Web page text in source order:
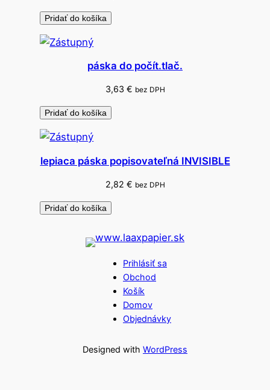
.
Pridať do košíka
páska do počít.tlač.
3,63 € bez DPH
Pridať do košíka
lepiaca páska popisovateľná INVISIBLE
2,82 € bez DPH
Pridať do košíka
Prihlásiť sa
Obchod
Košík
Domov
Objednávky
Designed with WordPress